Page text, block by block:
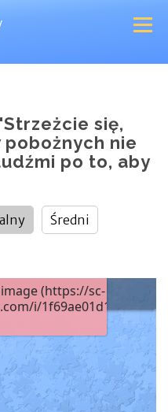
się,
nie
po to, aby
Średni